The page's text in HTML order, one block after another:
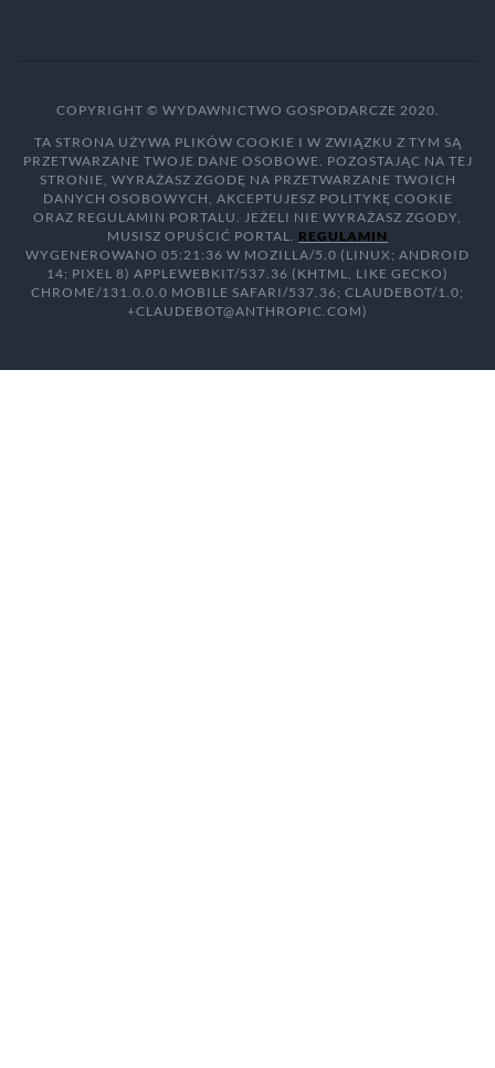
COPYRIGHT © WYDAWNICTWO GOSPODARCZE 2020.
TA STRONA UŻYWA PLIKÓW COOKIE I W ZWIĄZKU Z TYM SĄ
PRZETWARZANE TWOJE DANE OSOBOWE. POZOSTAJĄC NA TEJ
STRONIE, WYRAŻASZ ZGODĘ NA PRZETWARZANE TWOICH
DANYCH OSOBOWYCH, AKCEPTUJESZ POLITYKĘ COOKIE
ORAZ REGULAMIN PORTALU. JEŻELI NIE WYRAŻASZ ZGODY,
MUSISZ OPUŚCIĆ PORTAL. REGULAMIN
WYGENEROWANO 05:21:36 W MOZILLA/5.0 (LINUX; ANDROID
14; PIXEL 8) APPLEWEBKIT/537.36 (KHTML, LIKE GECKO)
CHROME/131.0.0.0 MOBILE SAFARI/537.36; CLAUDEBOT/1.0;
+CLAUDEBOT@ANTHROPIC.COM)